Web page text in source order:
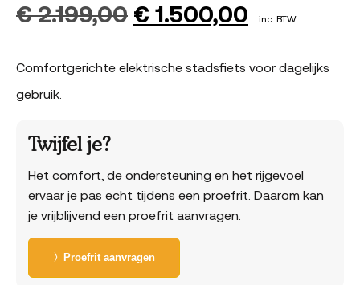
€2.199,00 Oorspronkelijke
prijs
was:
€ 2.199,00.
€ 1.500,00 Huidige
prijs
€
inc. BTW
Comfortgerichte elektrische stadsfiets voor dagelijks
gebruik.
Twijfel je?
Het comfort, de ondersteuning en het rijgevoel
ervaar je pas echt tijdens een proefrit. Daarom kan
je vrijblijvend een proefrit aanvragen.
〉Proefrit aanvragen